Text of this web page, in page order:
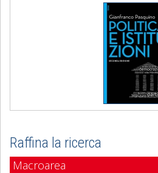
Raffina la ricerca
Macroarea